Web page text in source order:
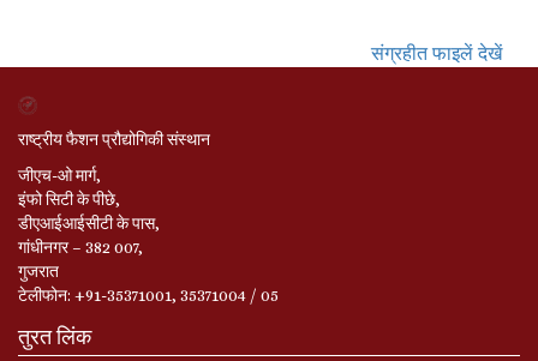
संग्रहीत फाइलें देखें
राष्ट्रीय फैशन प्रौद्योगिकी संस्थान
जीएच-ओ मार्ग,
इंफो सिटी के पीछे,
डीएआईआईसीटी के पास,
गांधीनगर – 382 007,
गुजरात
टेलीफोन: +91-35371001, 35371004 / 05
तुरत लिंक